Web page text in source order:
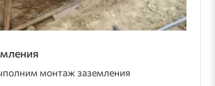
монтаж заземления